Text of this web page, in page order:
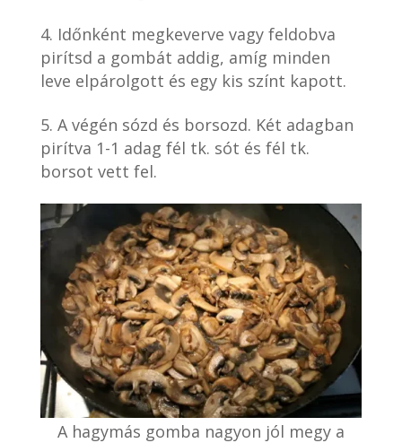
Időnként megkeverve vagy feldobva
pirítsd a gombát addig, amíg minden
leve elpárolgott és egy kis színt kapott.
A végén sózd és borsozd. Két adagban
pirítva 1-1 adag fél tk. sót és fél tk.
borsot vett fel.
A hagymás gomba nagyon jól megy a